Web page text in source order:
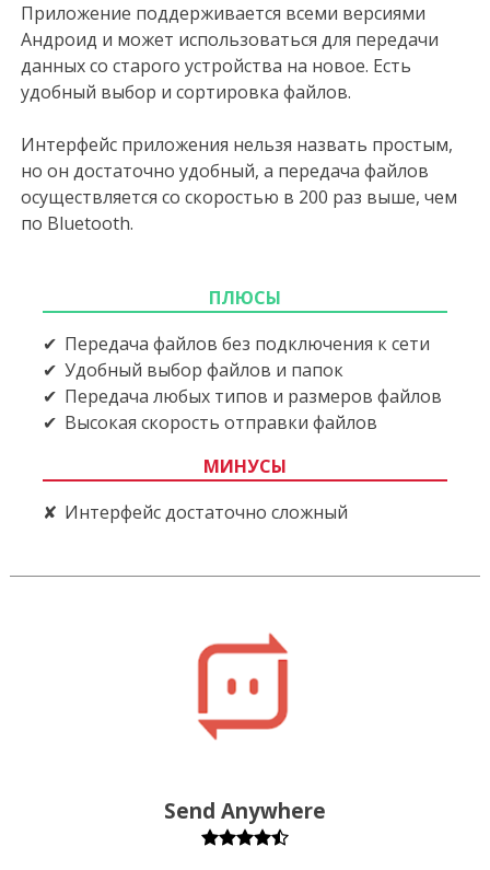
Приложение поддерживается всеми версиями
Андроид и может использоваться для передачи
данных со старого устройства на новое. Есть
удобный выбор и сортировка файлов.
Интерфейс приложения нельзя назвать простым,
но он достаточно удобный, а передача файлов
осуществляется со скоростью в 200 раз выше, чем
по Bluetooth.
ПЛЮСЫ
Передача файлов без подключения к сети
Удобный выбор файлов и папок
Передача любых типов и размеров файлов
Высокая скорость отправки файлов
МИНУСЫ
Интерфейс достаточно сложный
Send Anywhere